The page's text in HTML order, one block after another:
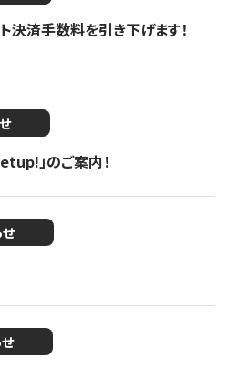
決済手数料を引き下げます！
」のご案内！